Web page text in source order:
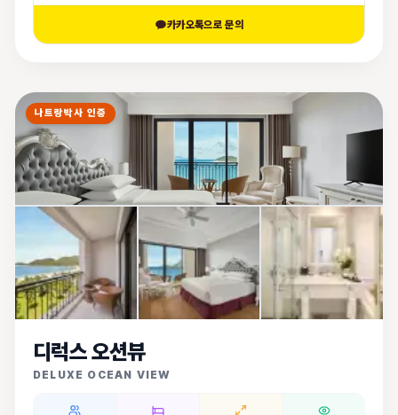
카카오톡으로 문의
나트랑박사 인증
디럭스 오션뷰
DELUXE OCEAN VIEW